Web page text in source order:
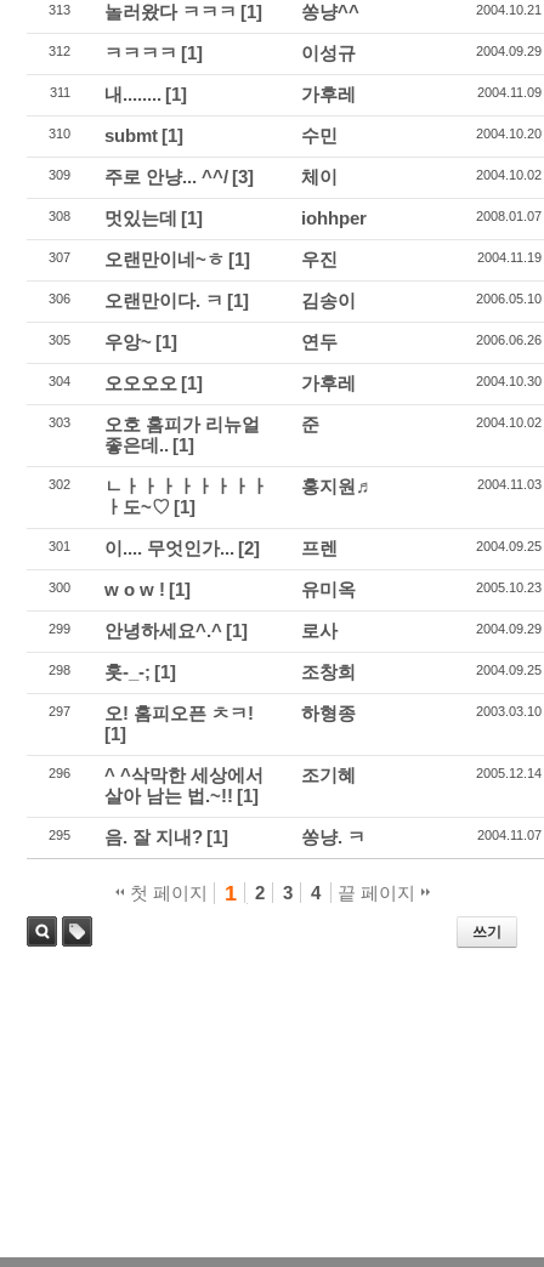
313 놀러왔다 ㅋㅋㅋ [1] 쏭냥^^ 2004.10.21
312 ㅋㅋㅋㅋ [1] 이성규 2004.09.29
311 내........ [1] 가후레 2004.11.09
310 submt [1] 수민 2004.10.20
309 주로 안냥... ^^/ [3] 체이 2004.10.02
308 멋있는데 [1] iohhper 2008.01.07
307 오랜만이네~ㅎ [1] 우진 2004.11.19
306 오랜만이다. ㅋ [1] 김송이 2006.05.10
305 우앙~ [1] 연두 2006.06.26
304 오오오오 [1] 가후레 2004.10.30
303
오호 홈피가 리뉴얼
좋은데.. [1]
준 2004.10.02
302
ㄴㅏㅏㅏㅏㅏㅏㅏㅏ
ㅏ도~♡ [1]
홍지원♬ 2004.11.03
301 이.... 무엇인가... [2] 프렌 2004.09.25
300 w o w ! [1] 유미옥 2005.10.23
299 안녕하세요^.^ [1] 로사 2004.09.29
298 훗-_-; [1] 조창희 2004.09.25
297
오! 홈피오픈 ㅊㅋ!
[1]
하형종 2003.03.10
296
^ ^삭막한 세상에서
살아 남는 법.~!! [1]
조기혜 2005.12.14
295 음. 잘 지내? [1] 쏭냥. ㅋ 2004.11.07
첫 페이지 1 2 3 4 끝 페이지
쓰기